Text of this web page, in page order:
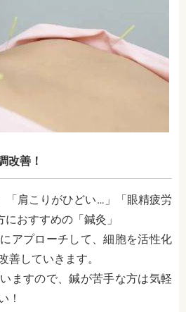
改善！
「肩こりがひどい…」「眼精疲労
おすすめの「鍼灸」
アプローチして、細胞を活性化
善していきます。
ますので、鍼が苦手な方は気軽
！